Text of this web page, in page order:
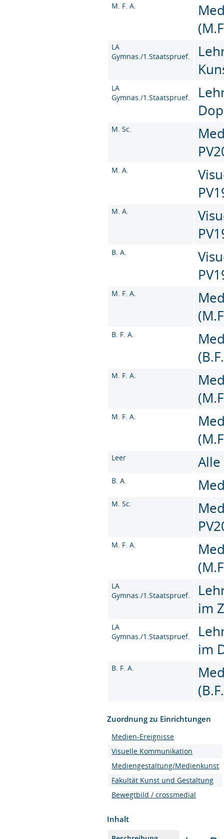
M. F. A.
LA
Gymnas./1.Staatspruef.
LA
Gymnas./1.Staatspruef.
M. Sc.
M. A.
M. A.
B. A.
M. F. A.
B. F. A.
M. F. A.
M. F. A.
Leer
B. A.
M. Sc.
M. F. A.
LA
Gymnas./1.Staatspruef.
im
LA
Gymnas./1.Staatspruef.
im
B. F. A.
Zuordnung zu Einrichtungen
Medien-Ereignisse
Visuelle Kommunikation
Mediengestaltung/Medienkunst
Fakultät Kunst und Gestaltung
Bewegtbild / crossmedial
Inhalt